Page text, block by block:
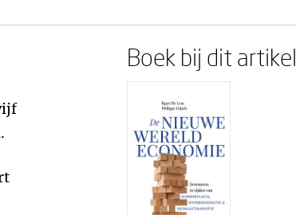
Boek bij dit artikel